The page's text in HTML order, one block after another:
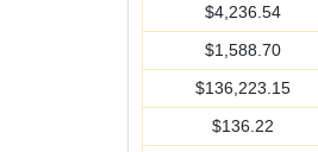
$4,236.54
$1,588.70
$136,223.15
$136.22